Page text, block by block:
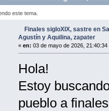
este tema.
Finales sigloXIX, sastre en
Agustín y Aquilina, zapater
« en: 03 de mayo de 2026, 21:40:34
Hola!
Estoy
pueblo a